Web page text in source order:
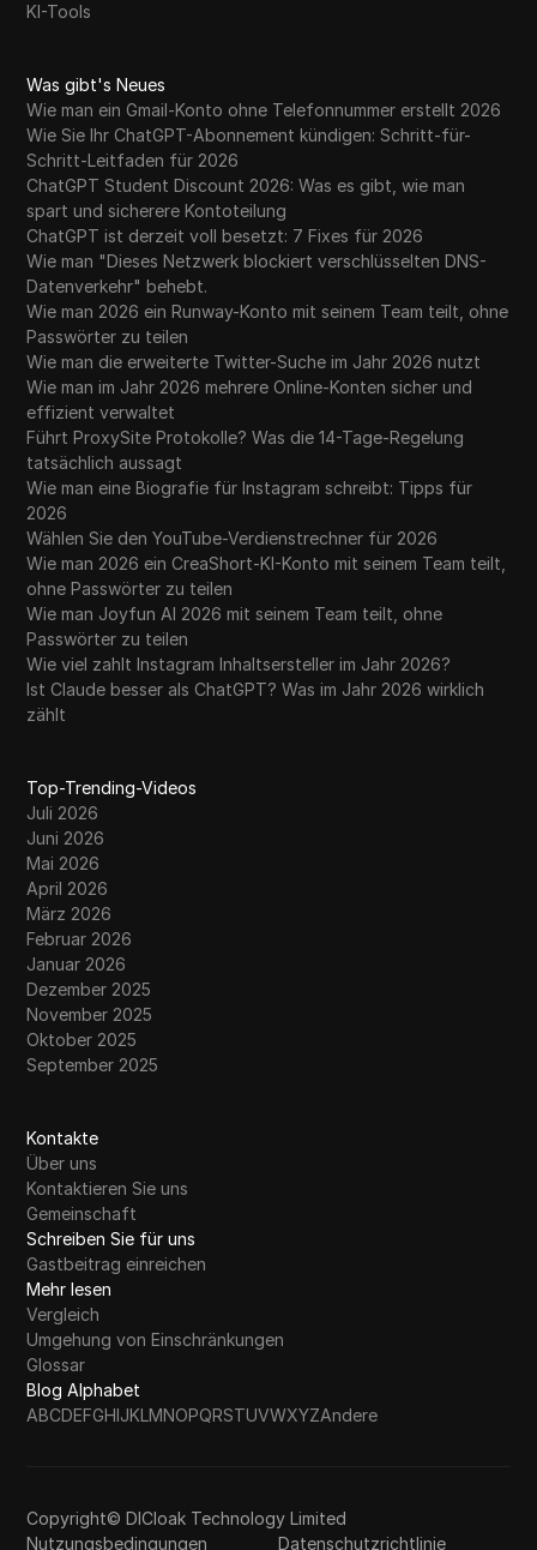
KI-Tools
Was gibt's Neues
Wie man ein Gmail-Konto ohne Telefonnummer erstellt 2026
Wie Sie Ihr ChatGPT-Abonnement kündigen: Schritt-für-
Schritt-Leitfaden für 2026
ChatGPT Student Discount 2026: Was es gibt, wie man
spart und sicherere Kontoteilung
ChatGPT ist derzeit voll besetzt: 7 Fixes für 2026
Wie man "Dieses Netzwerk blockiert verschlüsselten DNS-
Datenverkehr" behebt.
Wie man 2026 ein Runway-Konto mit seinem Team teilt, ohne
Passwörter zu teilen
Wie man die erweiterte Twitter-Suche im Jahr 2026 nutzt
Wie man im Jahr 2026 mehrere Online-Konten sicher und
effizient verwaltet
Führt ProxySite Protokolle? Was die 14-Tage-Regelung
tatsächlich aussagt
Wie man eine Biografie für Instagram schreibt: Tipps für
2026
Wählen Sie den YouTube-Verdienstrechner für 2026
Wie man 2026 ein CreaShort-KI-Konto mit seinem Team teilt,
ohne Passwörter zu teilen
Wie man Joyfun AI 2026 mit seinem Team teilt, ohne
Passwörter zu teilen
Wie viel zahlt Instagram Inhaltsersteller im Jahr 2026?
Ist Claude besser als ChatGPT? Was im Jahr 2026 wirklich
zählt
Top-Trending-Videos
Juli 2026
Juni 2026
Mai 2026
April 2026
März 2026
Februar 2026
Januar 2026
Dezember 2025
November 2025
Oktober 2025
September 2025
Kontakte
Über uns
Kontaktieren Sie uns
Gemeinschaft
Schreiben Sie für uns
Gastbeitrag einreichen
Mehr lesen
Vergleich
Umgehung von Einschränkungen
Glossar
Blog Alphabet
ABCDEFGHIJKLMNOPQRSTUVWXYZAndere
Copyright© DICloak Technology Limited
Nutzungsbedingungen
Datenschutzrichtlinie